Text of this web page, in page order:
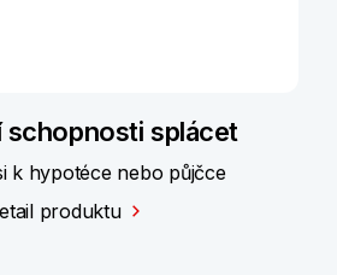
schopnosti splácet
k hypotéce nebo půjčce
produktu